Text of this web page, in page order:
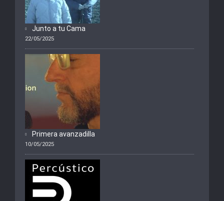
Junto a tu Cama
22/05/2025
Primera avanzadilla
10/05/2025